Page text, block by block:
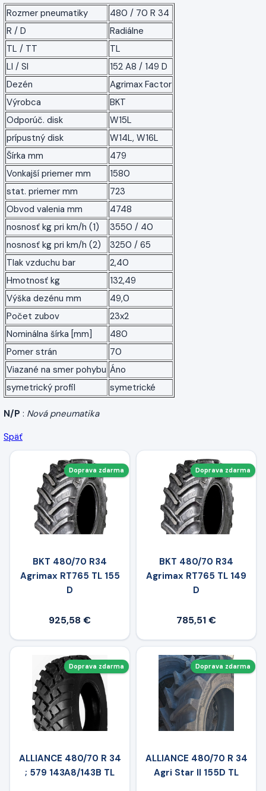
Rozmer pneumatiky
480 / 70 R 34
R / D
Radiálne
TL / TT
TL
LI / SI
152 A8 / 149 D
Dezén
Agrimax Factor
Výrobca
BKT
Odporúč. disk
W15L
prípustný disk
W14L, W16L
Šírka mm
479
Vonkajší priemer mm
1580
stat. priemer mm
723
Obvod valenia mm
4748
nosnosť kg pri km/h (1)
3550 / 40
nosnosť kg pri km/h (2)
3250 / 65
Tlak vzduchu bar
2,40
Hmotnosť kg
132,49
Výška dezénu mm
49,0
Počet zubov
23x2
Nominálna šírka [mm]
480
Pomer strán
70
Viazané na smer pohybu Áno
symetrický profil
symetrické
N/P : Nová pneumatika
Späť
Doprava zdarma
BKT 480/70 R34
Agrimax RT765 TL 155
D
925,58 €
Doprava zdarma
BKT 480/70 R34
Agrimax RT765 TL 149
D
785,51 €
Doprava zdarma
ALLIANCE 480/70 R 34
; 579 143A8/143B TL
Doprava zdarma
ALLIANCE 480/70 R 34
Agri Star II 155D TL